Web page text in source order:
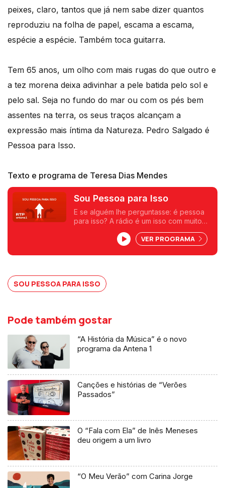
peixes, claro, tantos que já nem sabe dizer quantos
reproduziu na folha de papel, escama a escama,
espécie a espécie. Também toca guitarra.
Tem 65 anos, um olho com mais rugas do que outro e
a tez morena deixa adivinhar a pele batida pelo sol e
pelo sal. Seja no fundo do mar ou com os pés bem
assentes na terra, os seus traços alcançam a
expressão mais íntima da Natureza. Pedro Salgado é
Pessoa para Isso.
Texto e programa de Teresa Dias Mendes
Sou Pessoa para Isso
E se alguém lhe perguntasse: é pessoa
para isso? A rádio é um isso com muito
manhã, despertamos os sentidos numa
conversa onde pessoas mais ou menos
conhecidas nos revelam que são para
ideia, um livro, um objeto, uma coleção,
ou outra viagem qualquer.
VER PROGRAMA
SOU PESSOA PARA ISSO
Pode também gostar
“A História da Música” é o novo
programa da Antena 1
Canções e histórias de “Verões
Passados”
O “Fala com Ela” de Inês Meneses
deu origem a um livro
“O Meu Verão” com Carina Jorge